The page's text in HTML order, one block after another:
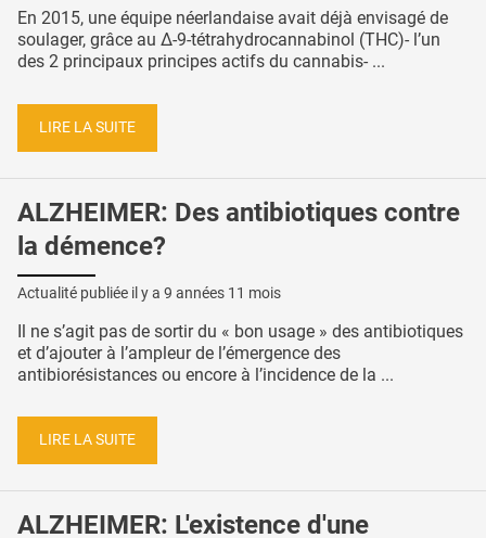
En 2015, une équipe néerlandaise avait déjà envisagé de
soulager, grâce au Δ-9-tétrahydrocannabinol (THC)- l’un
des 2 principaux principes actifs du cannabis- ...
LIRE LA SUITE
ALZHEIMER: Des antibiotiques contre
la démence?
Actualité publiée il y a 9 années 11 mois
Il ne s’agit pas de sortir du « bon usage » des antibiotiques
et d’ajouter à l’ampleur de l’émergence des
antibiorésistances ou encore à l’incidence de la ...
LIRE LA SUITE
ALZHEIMER: L'existence d'une